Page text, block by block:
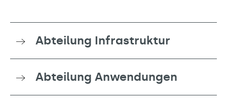
Abteilung Infrastruktur
Abteilung Anwendungen